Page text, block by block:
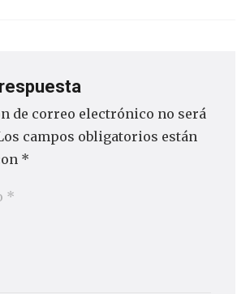
de correo electrónico no será
campos obligatorios están
*